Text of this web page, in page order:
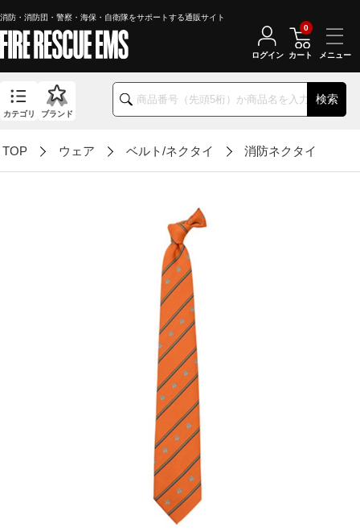
消防・消防団・警察・海保・自衛隊をサポートする通販サイト
検索
カテゴリ ブランド
ログイン カート
0
TOP ウェア ベルト/ネクタイ 消防ネクタイ